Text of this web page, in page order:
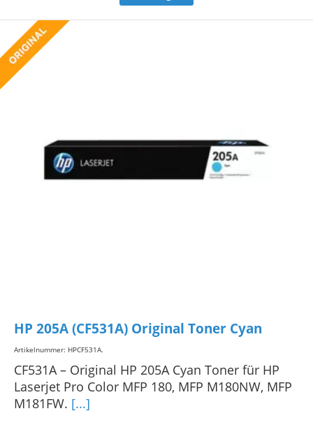
HP 205A (CF531A) Original Toner Cyan
Artikelnummer: HPCF531A.
CF531A – Original HP 205A Cyan Toner für HP
Laserjet Pro Color MFP 180, MFP M180NW, MFP
M181FW. [...]